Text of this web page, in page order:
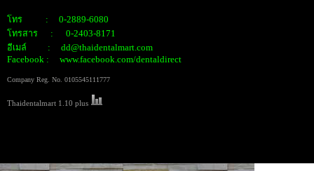
โทร : 0-2889-6080
โทรสาร : 0-2403-8171
อีเมล์ : dd@thaidentalmart.com
Facebook : www.facebook.com/dentaldirect
Company Reg. No. 0105545111777
Thaidentalmart 1.10 plus